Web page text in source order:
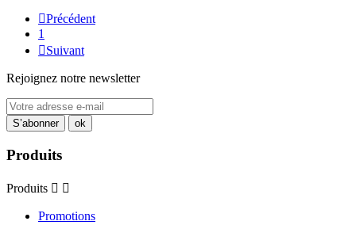
Précédent
1
Suivant
Rejoignez notre newsletter
Produits
Produits  
Promotions